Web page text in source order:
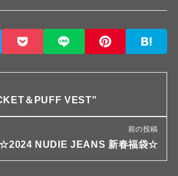
＆PUFF VEST"
前の投稿
NUDIE JEANS 新春福袋☆